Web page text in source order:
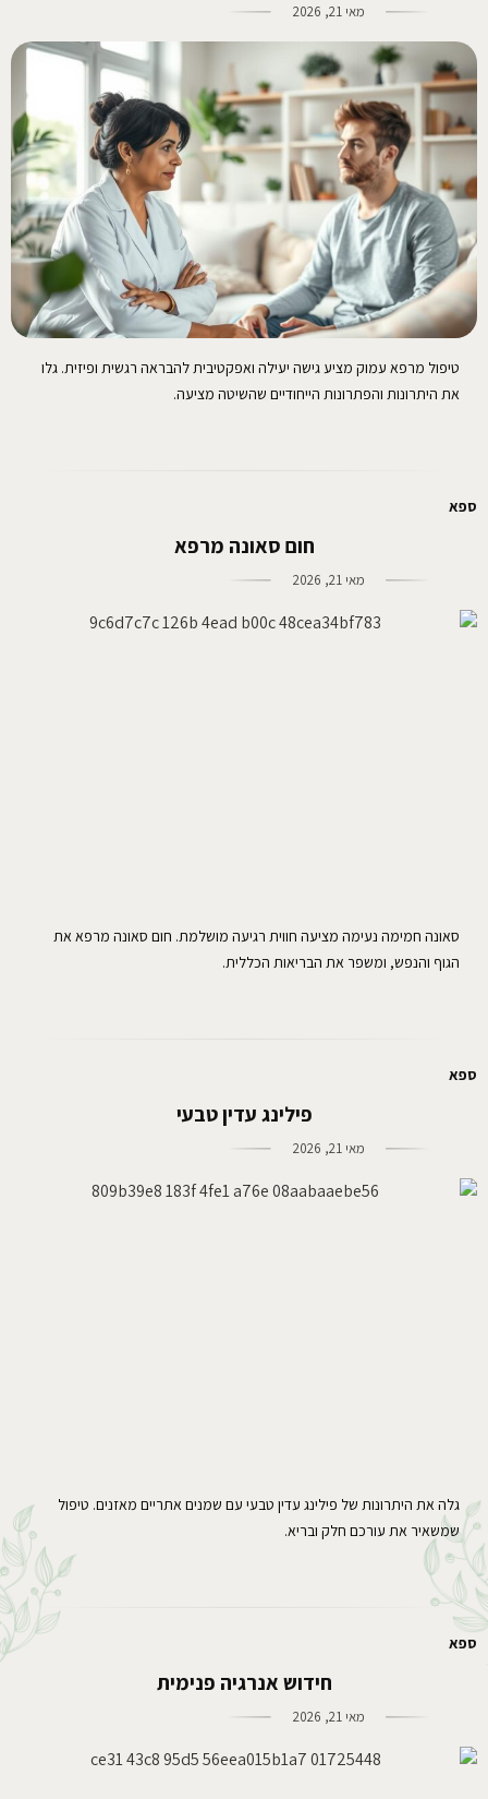
מאי 21, 2026
טיפול מרפא עמוק מציע גישה יעילה ואפקטיבית להבראה רגשית ופיזית. גלו
את היתרונות והפתרונות הייחודיים שהשיטה מציעה.
ספא
חום סאונה מרפא
מאי 21, 2026
סאונה חמימה נעימה מציעה חווית רגיעה מושלמת. חום סאונה מרפא את
הגוף והנפש, ומשפר את הבריאות הכללית.
ספא
פילינג עדין טבעי
מאי 21, 2026
גלה את היתרונות של פילינג עדין טבעי עם שמנים אתריים מאזנים. טיפול
שמשאיר את עורכם חלק ובריא.
ספא
חידוש אנרגיה פנימית
מאי 21, 2026